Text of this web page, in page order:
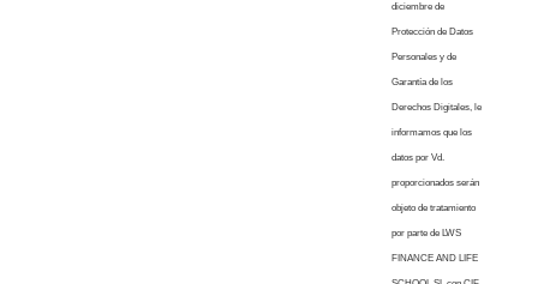
diciembre de
Protección de Datos
Personales y de
Garantía de los
Derechos Digitales, le
informamos que los
datos por Vd.
proporcionados serán
objeto de tratamiento
por parte de LWS
FINANCE AND LIFE